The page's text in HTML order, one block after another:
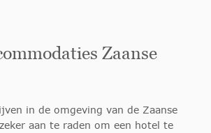
Zaanse
in de omgeving van de Zaanse
aan te raden om een hotel te